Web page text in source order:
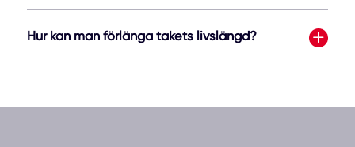
Hur kan man förlänga takets livslängd?